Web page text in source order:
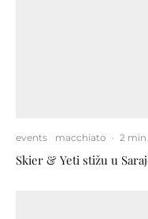
events macchiato · 2 min
Skier & Yeti stižu u